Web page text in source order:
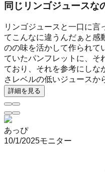
同じリンゴジュースな
リンゴジュースと一口に言
てこんなに違うんだぁと感
のの味を活かして作られて
ていたパンフレットに、そ
ており、それを参考にしな
さレベルの低いジュースか
詳細を見る
あっぴ
10/1/2025モニター